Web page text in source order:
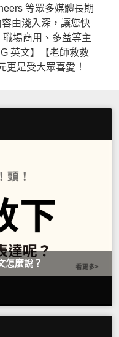
等眾多媒體長期
由淺入深，讓您快
職場商用、多益等主
英文】【老師救救
更是受大眾喜愛！
怎麼說？